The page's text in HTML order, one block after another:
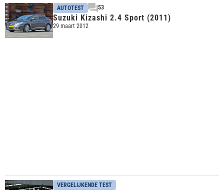
AUTOTEST
53
Suzuki Kizashi 2.4 Sport (2011)
29 maart 2012
VERGELIJKENDE TEST